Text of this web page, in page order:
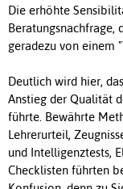
Die erhöhte
Beratungsnachfrage,
geradezu von einem
Deutlich wird hier,
Anstieg der Qualität
führte. Bewährte
Lehrerurteil,
und Intelligenztests,
Checklisten führten